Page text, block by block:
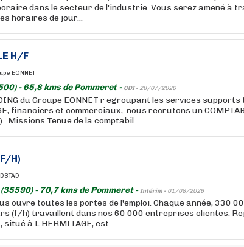
dans le secteur de l'industrie. Vous serez amené à
horaires de jour...
H/F
EONNET
- 65,8 kms de Pommeret - CDI - 28/07/2026
du Groupe EONNET r egroupant les services supports
financiers et commerciaux, nous recrutons un
. Missions Tenue de la comptabil...
H)
- 70,7 kms de Pommeret -Intérim - 01/08/2026
ouvre toutes les portes de l'emploi. Chaque année, 330
(f/h) travaillent dans nos 60 000 entreprises clientes.
à L HERMITAGE, est ...